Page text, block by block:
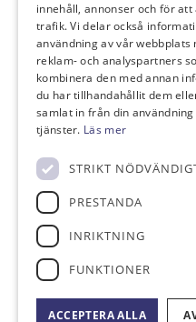
Roslagens GK Norrtälje
lugn och naturskön
runt och en anläggning i
Golfbanevägen 45,
761 75 Norrtälje
0176-23 71 37
info@roslagensgk.com
innehåll, annonser och för
trafik. Vi delar också
användning av vår webbplats
reklam- och analyspartners
kombinera den med annan
du har tillhandahållit dem
samlat in från din användning
tjänster. Läs mer
STRIKT
PRESTANDA
INRIKTNING
FUNKTIONER
ACCEPTERA ALLA